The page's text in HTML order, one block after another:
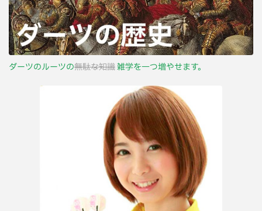
ダーツのルーツの無駄な知識雑学を一つ増やせます。